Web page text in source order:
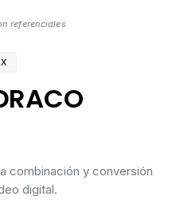
referenciales
combinación y conversión
digital.